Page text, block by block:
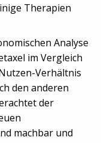
Therapien
Analyse
im Vergleich
Verhältnis
den anderen
der
machbar und